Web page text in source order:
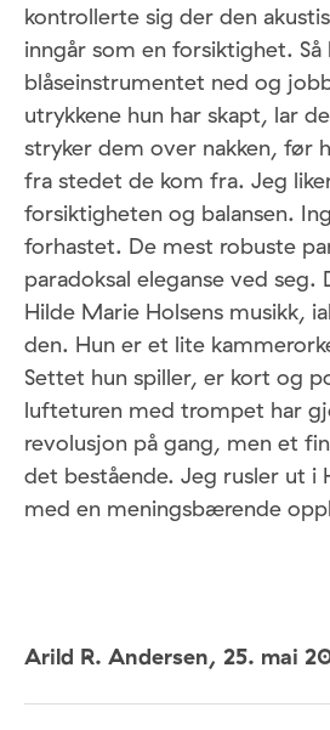
kontrollerte sig der den
inngår som en forsiktighet. Så
blåseinstrumentet ned og
utrykkene hun har skapt, lar
stryker dem over nakken, før
fra stedet de kom fra. Jeg
forsiktigheten og balansen.
forhastet. De mest robuste
paradoksal eleganse ved
Hilde Marie Holsens musikk,
den. Hun er et lite
Settet hun spiller, er kort og
lufteturen med trompet har
revolusjon på gang, men et
det bestående. Jeg rusler ut i
med en meningsbærende
Arild R. Andersen, 25. mai